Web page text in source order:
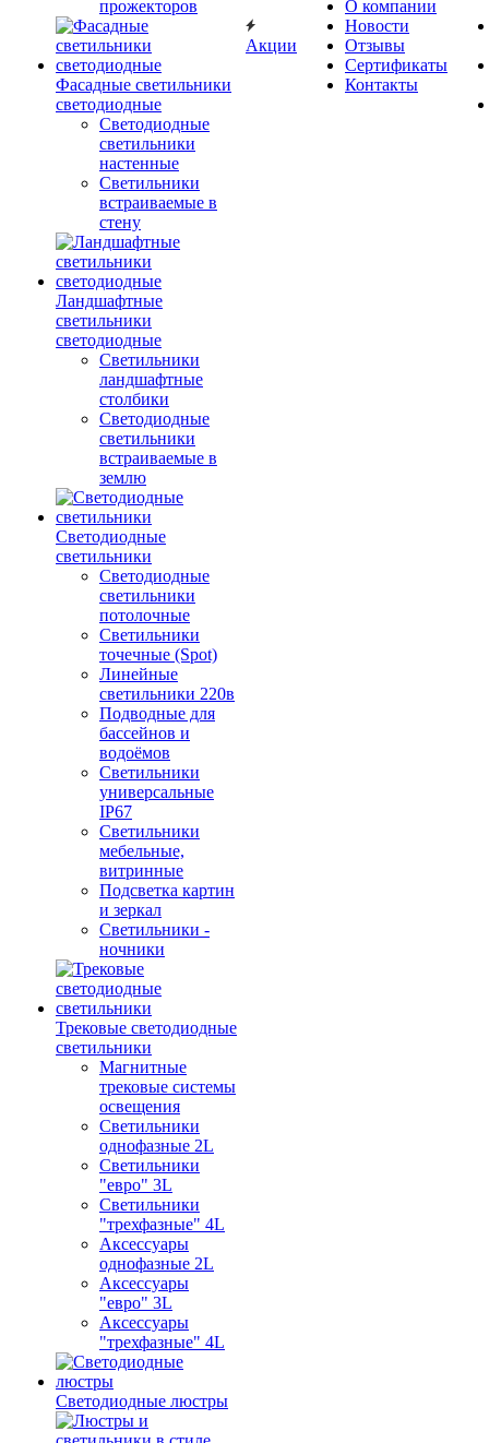
прожекторов
Фасадные светильники
светодиодные
Светодиодные
светильники
настенные
Светильники
встраиваемые в
стену
Ландшафтные
светильники
светодиодные
Светильники
ландшафтные
столбики
Светодиодные
светильники
встраиваемые в
землю
Светодиодные
светильники
Светодиодные
светильники
потолочные
Светильники
точечные (Spot)
Линейные
светильники 220в
Подводные для
бассейнов и
водоёмов
Светильники
универсальные
IP67
Светильники
мебельные,
витринные
Подсветка картин
и зеркал
Светильники -
ночники
Трековые светодиодные
светильники
Магнитные
трековые системы
освещения
Светильники
однофазные 2L
Светильники
"евро" 3L
Светильники
"трехфазные" 4L
Аксессуары
однофазные 2L
Аксессуары
"евро" 3L
Аксессуары
"трехфазные" 4L
Светодиодные люстры
Акции
О компании
Новости
Отзывы
Сертификаты
Контакты